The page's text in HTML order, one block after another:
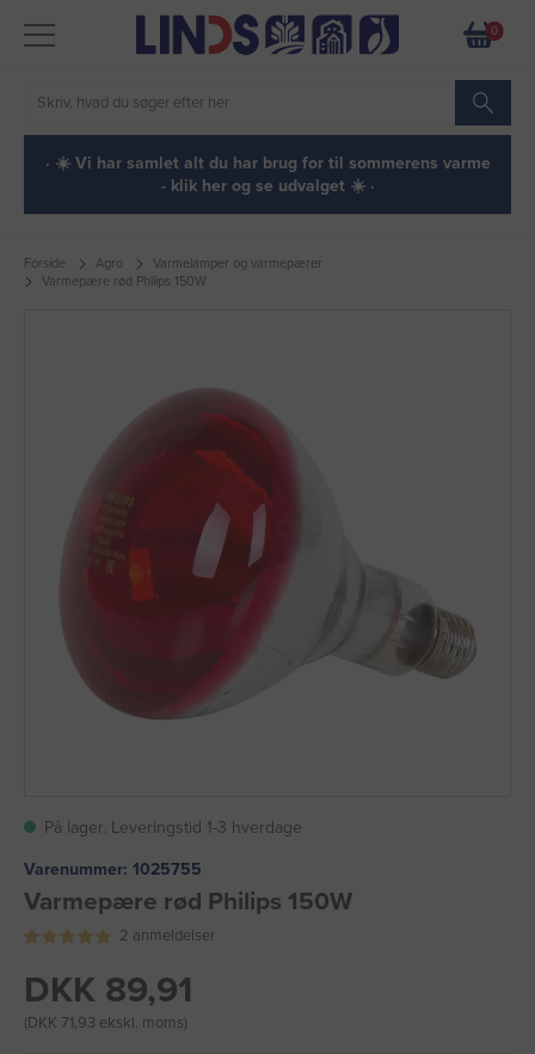
0
· ☀️ Vi har samlet alt du har brug for til sommerens varme
- klik her og se udvalget ☀️ ·
Forside Agro
Varmelamper og varmepærer
Varmepære rød Philips 150W
På lager. Leveringstid 1-3 hverdage
Varenummer: 1025755
Varmepære rød Philips 150W
2 anmeldelser
DKK 89,91
(DKK 71,93 ekskl. moms)